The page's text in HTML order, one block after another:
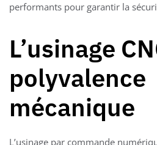
performants pour garantir la
L’usinage
polyvalence
mécanique
L’usinage par commande